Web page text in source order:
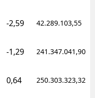
-2,59 42.289.103,55
-1,29 241.347.041,90
0,64 250.303.323,32